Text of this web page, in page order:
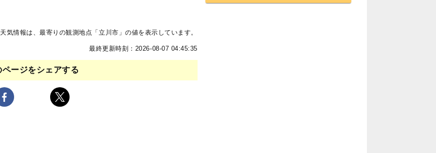
気情報は、最寄りの観測地点「立川市」の値を表示しています。
最終更新時刻：2026-08-07 04:45:35
ページをシェアする